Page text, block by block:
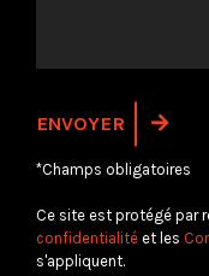
*Champs obligatoires
Ce site est protégé par
confidentialité et les
s'appliquent.